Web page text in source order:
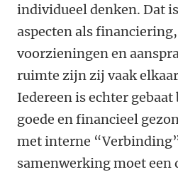
individueel denken. Dat
aspecten als
voorzieningen en
ruimte zijn zij vaak
Iedereen is echter
goede en financieel
met interne
samenwerking moet een